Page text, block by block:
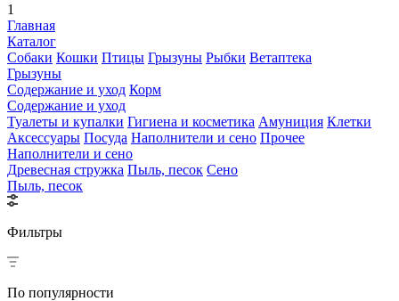
1
Главная
Каталог
Собаки Кошки Птицы Грызуны Рыбки Ветаптека
Грызуны
Содержание и уход Корм
Содержание и уход
Туалеты и купалки Гигиена и косметика Амуниция Клетки
Аксессуары Посуда Наполнители и сено Прочее
Наполнители и сено
Древесная стружка Пыль, песок Сено
Пыль, песок
Фильтры
По популярности